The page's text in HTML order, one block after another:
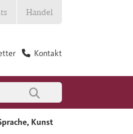
Handel
Kontakt
Kunst